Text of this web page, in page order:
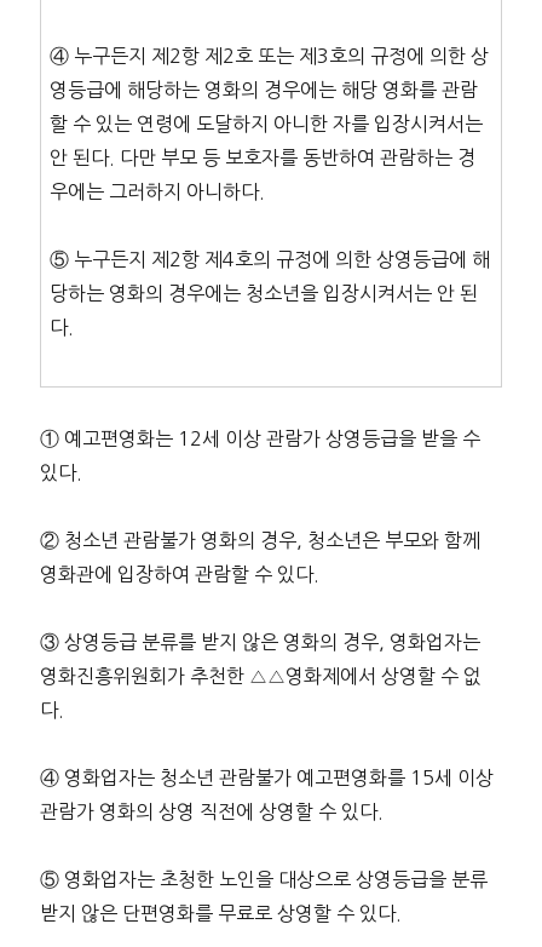
④ 누구든지 제2항 제2호 또는 제3호의 규정에 의한 상
영등급에 해당하는 영화의 경우에는 해당 영화를 관람
할 수 있는 연령에 도달하지 아니한 자를 입장시켜서는
안 된다. 다만 부모 등 보호자를 동반하여 관람하는 경
우에는 그러하지 아니하다.
⑤ 누구든지 제2항 제4호의 규정에 의한 상영등급에 해
당하는 영화의 경우에는 청소년을 입장시켜서는 안 된
다.
① 예고편영화는 12세 이상 관람가 상영등급을 받을 수
있다.
② 청소년 관람불가 영화의 경우, 청소년은 부모와 함께
영화관에 입장하여 관람할 수 있다.
③ 상영등급 분류를 받지 않은 영화의 경우, 영화업자는
영화진흥위원회가 추천한 △△영화제에서 상영할 수 없
다.
④ 영화업자는 청소년 관람불가 예고편영화를 15세 이상
관람가 영화의 상영 직전에 상영할 수 있다.
⑤ 영화업자는 초청한 노인을 대상으로 상영등급을 분류
받지 않은 단편영화를 무료로 상영할 수 있다.